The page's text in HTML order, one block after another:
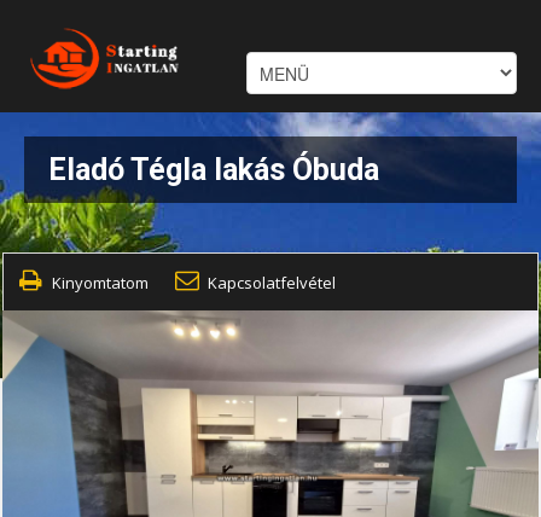
Eladó Tégla lakás Óbuda
Kinyomtatom Kapcsolatfelvétel